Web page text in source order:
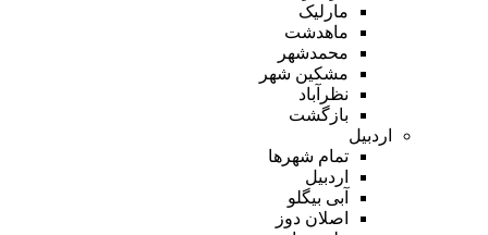
مارلیک
ماهدشت
محمدشهر
مشکین شهر
نظرآباد
بازگشت
اردبیل
تمام شهر‌ها
اردبیل
آبی بیگلو
اصلان دوز